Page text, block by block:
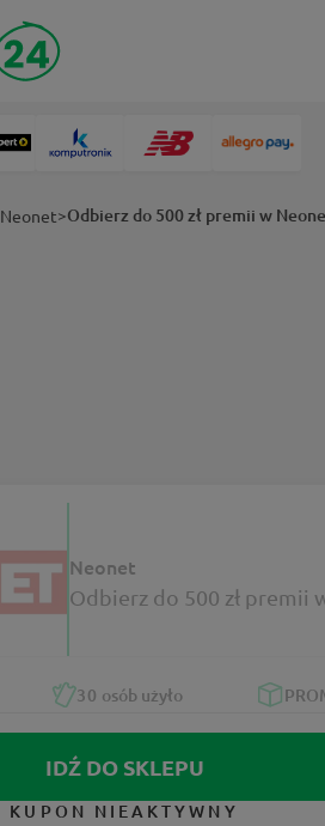
Neonet>Odbierz do 500 zł premii w
Neonet
Odbierz do 500 zł premii
30 osób użyło
IDŹ DO SKLEPU
KUPON NIEAKTYWNY